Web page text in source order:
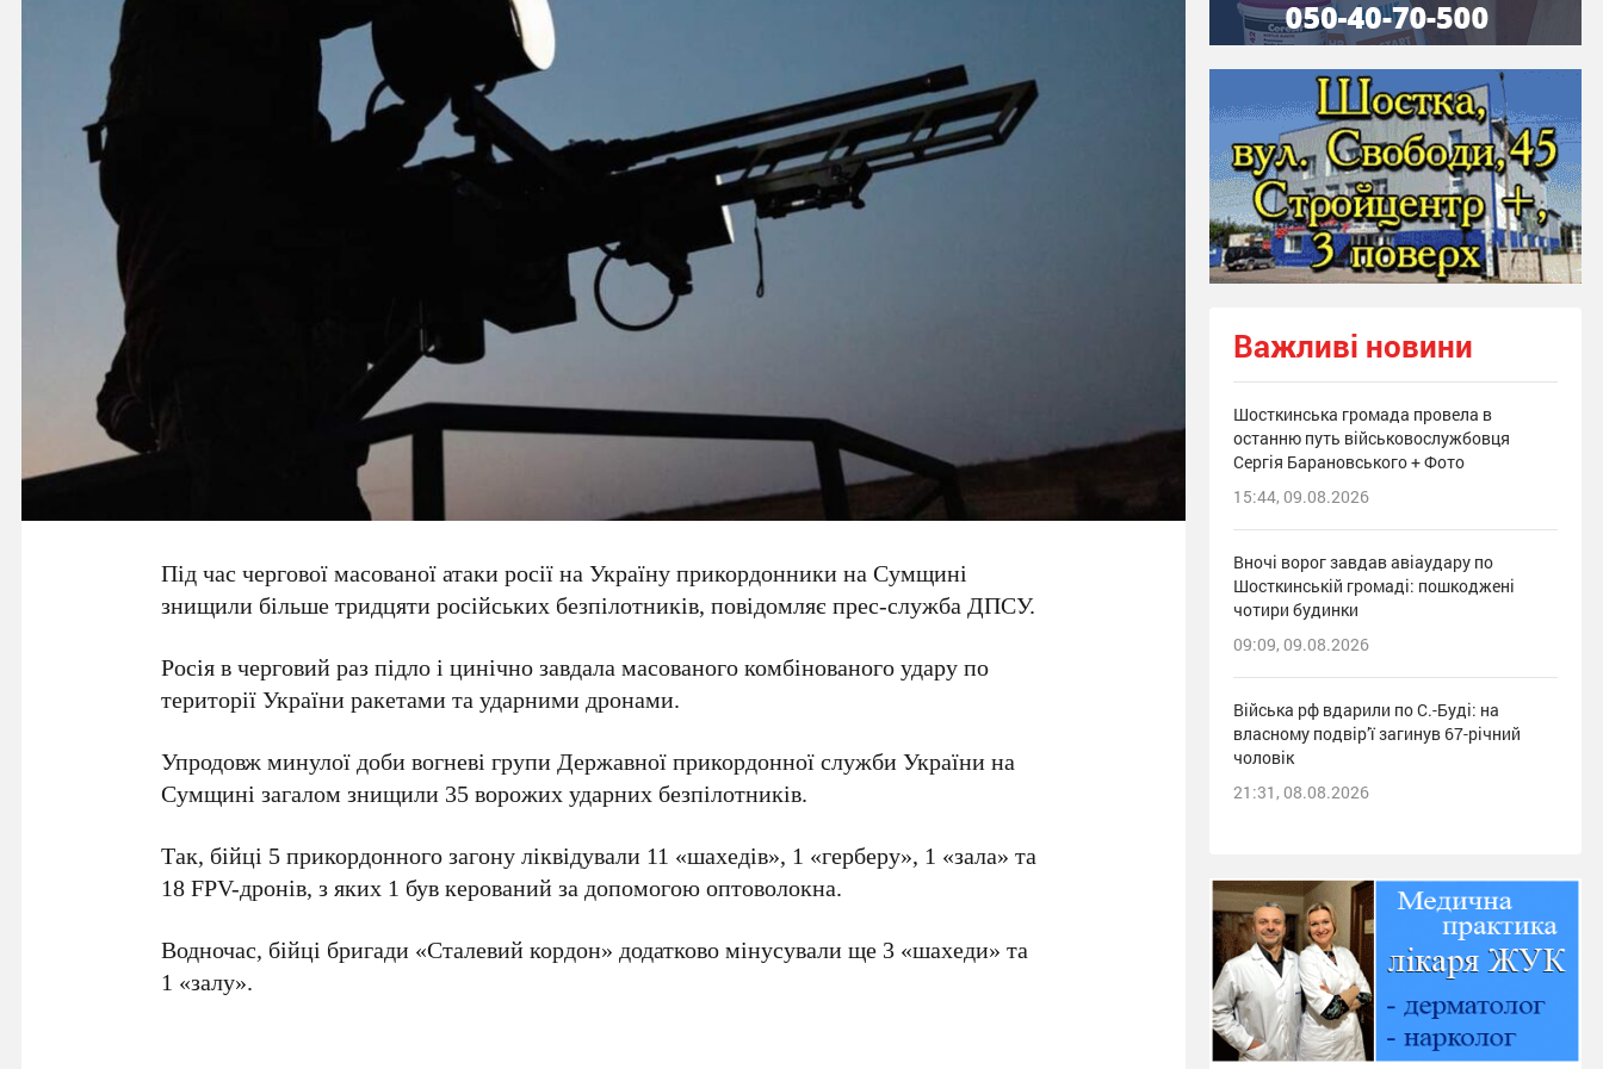
Під час чергової масованої атаки росії на Україну прикордонники на Сумщині
знищили більше тридцяти російських безпілотників, повідомляє прес-служба ДПСУ.
Росія в черговий раз підло і цинічно завдала масованого комбінованого удару по
території України ракетами та ударними дронами.
Упродовж минулої доби вогневі групи Державної прикордонної служби України на
Сумщині загалом знищили 35 ворожих ударних безпілотників.
Так, бійці 5 прикордонного загону ліквідували 11 «шахедів», 1 «герберу», 1 «зала» та
18 FPV-дронів, з яких 1 був керований за допомогою оптоволокна.
Водночас, бійці бригади «Сталевий кордон» додатково мінусували ще 3 «шахеди» та
1 «залу».
Важливі новини
Шосткинська громада провела в
останню путь військовослужбовця
Сергія Барановського + Фото
15:44, 09.08.2026
Вночі ворог завдав авіаудару по
Шосткинській громаді: пошкоджені
чотири будинки
09:09, 09.08.2026
Війська рф вдарили по С.-Буді: на
власному подвір’ї загинув 67-річний
чоловік
21:31, 08.08.2026